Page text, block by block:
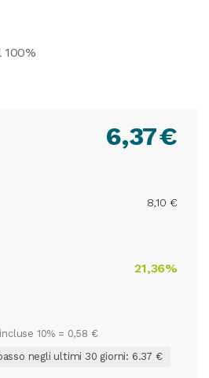
€
6,37
8,10 €
21,36%
10% = 0,58 €
negli ultimi 30 giorni: 6.37 €